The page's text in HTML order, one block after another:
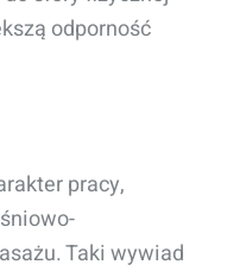
odporność
pracy,
Taki wywiad